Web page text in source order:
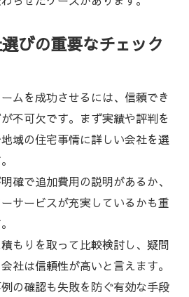
びの重要なチェック
ムを成功させるには、信頼でき
不可欠です。まず実績や評判を
域の住宅事情に詳しい会社を選
確で追加費用の説明があるか、
サービスが充実しているかも重
もりを取って比較検討し、疑問
社は信頼性が高いと言えます。
の確認も失敗を防ぐ有効な手段